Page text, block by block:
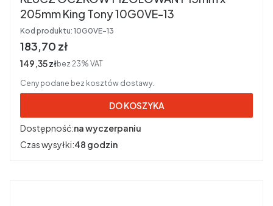
205mm King Tony 10G0VE-13
Kod produktu: 10G0VE-13
Cena brutto
183,70 zł
Cena netto
149,35 złbez 23% VAT
Ceny podane bez kosztów dostawy.
DO KOSZYKA
Dostępność:na wyczerpaniu
Czas wysyłki:48 godzin